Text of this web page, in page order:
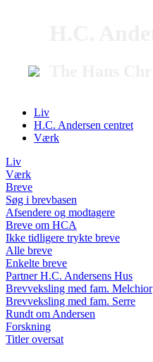
Liv
H.C. Andersen centret
Værk
Liv
Værk
Breve
Søg i brevbasen
Afsendere og modtagere
Breve om HCA
Ikke tidligere trykte breve
Alle breve
Enkelte breve
Partner H.C. Andersens Hus
Brevveksling med fam. Melchior
Brevveksling med fam. Serre
Rundt om Andersen
Forskning
Titler oversat